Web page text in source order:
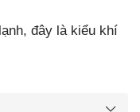
đây là kiểu khí